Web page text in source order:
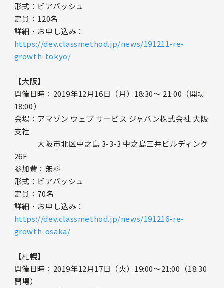
形式：ビアバッシュ
定員：120名
詳細・お申し込み：
https://dev.classmethod.jp/news/191211-re-
growth-tokyo/
【大阪】
開催日時：2019年12月16日（月）18:30～ 21:00（開場
18:00）
会場：アマゾン ウェブ サービス ジャパン株式会社 大阪
支社
大阪市北区中之島 3-3-3 中之島三井ビルディング
26F
参加費：無料
形式：ビアバッシュ
定員：70名
詳細・お申し込み：
https://dev.classmethod.jp/news/191216-re-
growth-osaka/
【札幌】
開催日時：2019年12月17日（火）19:00～21:00（18:30
開場）